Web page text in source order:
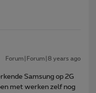
Forum|Forum|8 years ago
Samsung op 2G
met werken zelf nog